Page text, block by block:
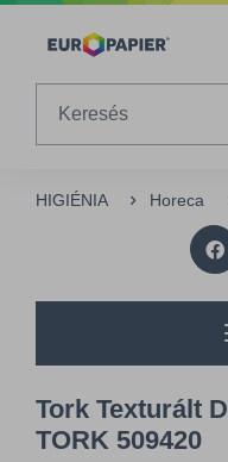
Table Of Content
HIGIÉNIA Horeca
Tork Texturált
TORK 509420